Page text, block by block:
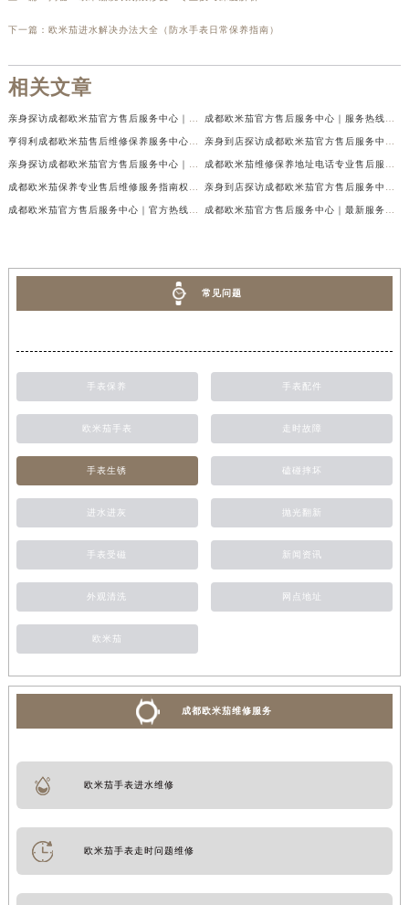
下一篇： 欧米茄进水解决办法大全（防水手表日常保养指南）
相关文章
亲身探访成都欧米茄官方售后服务中心｜地址与客服服务热线（2026年7月最新） 成都欧米茄官方售后服务中心｜服务热线及全部官方地址权威信息公示（2026年7月最新）
亨得利成都欧米茄售后维修保养服务中心权威公示（2026年7月最新） 亲身到店探访成都欧米茄官方售后服务中心｜最新电话与网点地址（2026年7月最新）
亲身探访成都欧米茄官方售后服务中心｜完整官方热线和详细地址（2026年7月最新） 成都欧米茄维修保养地址电话专业售后服务中心权威公示（2026年7月最新）
成都欧米茄保养专业售后维修服务指南权威公示（2026年7月最新） 亲身到店探访成都欧米茄官方售后服务中心｜最新地址及服务热线（2026年7月最新）
成都欧米茄官方售后服务中心｜官方热线及网点地址权威信息公示（2026年7月最新） 成都欧米茄官方售后服务中心｜最新服务电话及全部官方地址权威信息公示（2026年7月最新）
常见问题
手表保养 手表配件
欧米茄手表 走时故障
手表生锈 磕碰摔坏
进水进灰 抛光翻新
手表受磁 新闻资讯
外观清洗 网点地址
欧米茄
成都欧米茄维修服务
欧米茄手表进水维修
欧米茄手表走时问题维修